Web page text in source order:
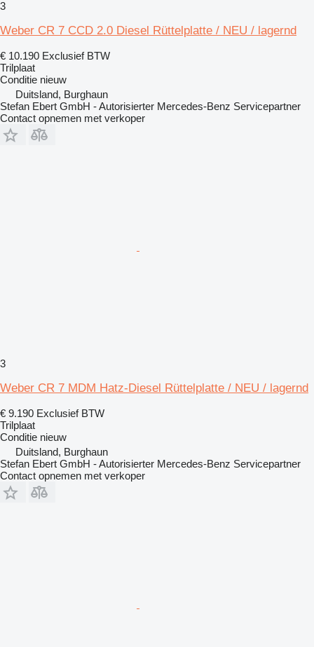
3
Weber CR 7 CCD 2.0 Diesel Rüttelplatte / NEU / lagernd
€ 10.190 Exclusief BTW
Trilplaat
Conditie nieuw
Duitsland, Burghaun
Stefan Ebert GmbH - Autorisierter Mercedes-Benz Servicepartner
Contact opnemen met verkoper
3
Weber CR 7 MDM Hatz-Diesel Rüttelplatte / NEU / lagernd
€ 9.190 Exclusief BTW
Trilplaat
Conditie nieuw
Duitsland, Burghaun
Stefan Ebert GmbH - Autorisierter Mercedes-Benz Servicepartner
Contact opnemen met verkoper